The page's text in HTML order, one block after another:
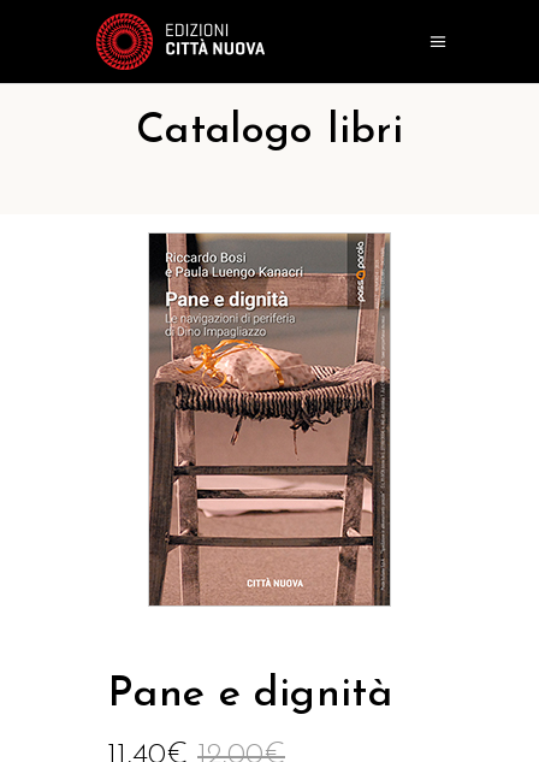
Catalogo libri
Pane e dignità
12,00€
11,40€